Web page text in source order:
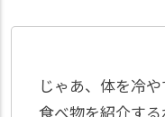
じゃあ、体を冷
食べ物を紹介する